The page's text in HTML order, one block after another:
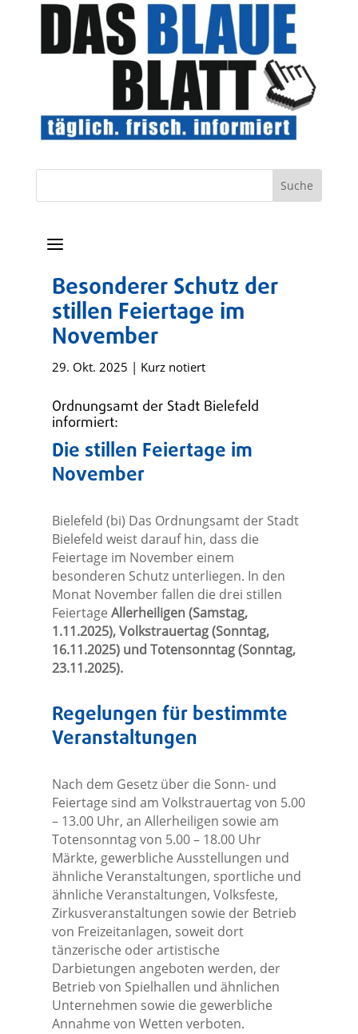
a
Besonderer Schutz der
stillen Feiertage im
November
29. Okt. 2025 | Kurz notiert
Ordnungsamt der Stadt Bielefeld
informiert:
Die stillen Feiertage im
November
Bielefeld (bi) Das Ordnungsamt der Stadt
Bielefeld weist darauf hin, dass die
Feiertage im November einem
besonderen Schutz unterliegen. In den
Monat November fallen die drei stillen
Feiertage Allerheiligen (Samstag,
1.11.2025), Volkstrauertag (Sonntag,
16.11.2025) und Totensonntag (Sonntag,
23.11.2025).
Regelungen für bestimmte
Veranstaltungen
Nach dem Gesetz über die Sonn- und
Feiertage sind am Volkstrauertag von 5.00
– 13.00 Uhr, an Allerheiligen sowie am
Totensonntag von 5.00 – 18.00 Uhr
Märkte, gewerbliche Ausstellungen und
ähnliche Veranstaltungen, sportliche und
ähnliche Veranstaltungen, Volksfeste,
Zirkusveranstaltungen sowie der Betrieb
von Freizeitanlagen, soweit dort
tänzerische oder artistische
Darbietungen angeboten werden, der
Betrieb von Spielhallen und ähnlichen
Unternehmen sowie die gewerbliche
Annahme von Wetten verboten.